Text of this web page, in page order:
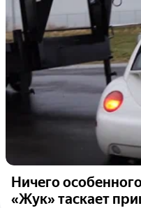
Ничего
«Жук» таскает